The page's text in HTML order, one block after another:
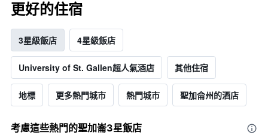
更好的住宿
3星級飯店 4星級飯店
University of St. Gallen超人氣酒店 其他住宿
地標 更多熱門城市 熱門城市 聖加侖州的酒店
考慮這些熱門的聖加崙3星​飯店